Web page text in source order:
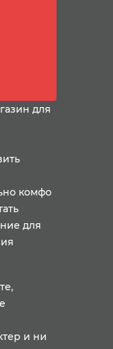
для
комфо
для
и ни